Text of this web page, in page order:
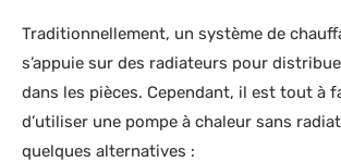
Traditionnellement, un système de
s’appuie sur des radiateurs pour
dans les pièces. Cependant, il est tout à
d’utiliser une pompe à chaleur sans
quelques alternatives :